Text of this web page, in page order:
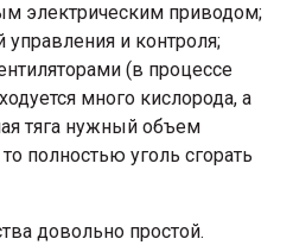
электрическим приводом;
управления и контроля;
(в процессе
много кислорода, а
тяга нужный объем
полностью уголь сгорать
довольно простой.